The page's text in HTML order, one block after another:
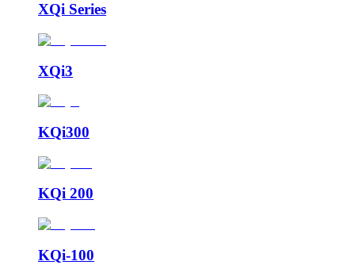
XQi Series
XQi3
KQi300
KQi 200
KQi-100